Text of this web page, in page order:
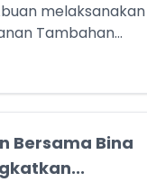
melaksanakan
Tambahan...
Bersama Bina